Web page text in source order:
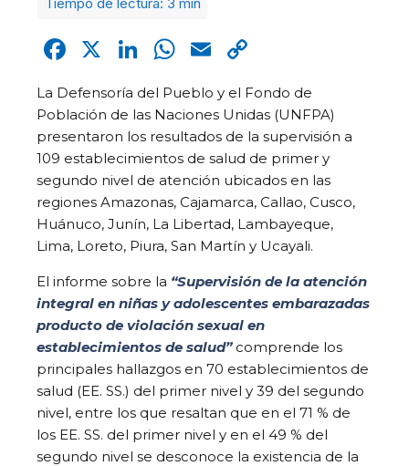
Facebook
X LinkedIn
WhatsApp
Email
Link
La Defensoría del Pueblo y el Fondo de
Población de las Naciones Unidas (UNFPA)
presentaron los resultados de la supervisión a
109 establecimientos de salud de primer y
segundo nivel de atención ubicados en las
regiones Amazonas, Cajamarca, Callao, Cusco,
Huánuco, Junín, La Libertad, Lambayeque,
Lima, Loreto, Piura, San Martín y Ucayali.
El informe sobre la “Supervisión de la atención
integral en niñas y adolescentes embarazadas
producto de violación sexual en
establecimientos de salud”comprende los
principales hallazgos en 70 establecimientos de
salud (EE. SS.) del primer nivel y 39 del segundo
nivel, entre los que resaltan que en el 71 % de
los EE. SS. del primer nivel y en el 49 % del
segundo nivel se desconoce la existencia de la